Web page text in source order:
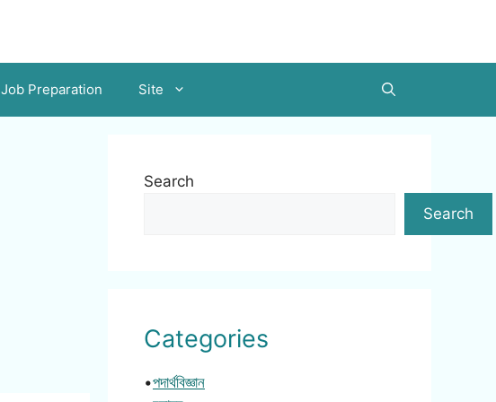
Job Preparation Site
Search
Search
Categories
•পদার্থবিজ্ঞান